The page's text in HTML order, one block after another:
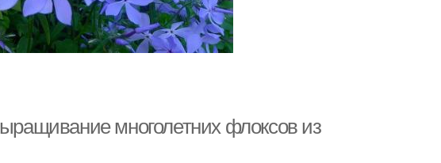
многолетних флоксов из